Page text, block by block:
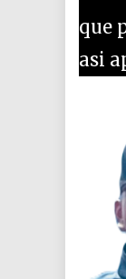
que
asi